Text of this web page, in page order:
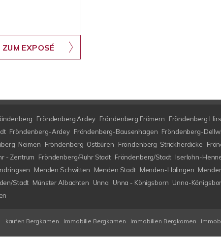
ZUM EXPOSÉ
Fröndenberg Ardey Fröndenberg Frömern Fröndenberg
Fröndenberg-Ardey Fröndenberg-Bausenhagen Fröndenberg-
Neimen Fröndenberg-Ostbüren Fröndenberg-Strickherdicke
- Zentrum Fröndenberg/Ruhr Stadt Fröndenberg/Stadt Iserlohn-
Menden Schwitten Menden Stadt Menden-Halingen
Stadt Münster Albachten Unna Unna - Königsborn Unna-
kaufen Bergkamen Immobilie Bergkamen Immobilien Bergkamen